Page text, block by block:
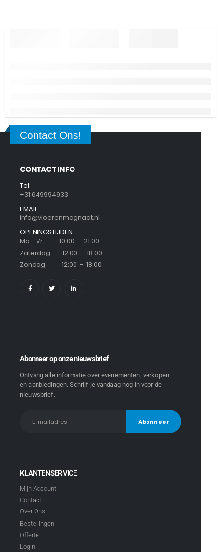
Contact Ons!
CONTACT INFO
Tel:
+31 649994933
EMAIL:
info@vloerenmagnaat.nl
OPENINGSTIJDEN
Ma - Vr 10:00 - 21:00
Zaterdag 12:00 - 18:00
Zondag 12:00 - 18:00
Abonneer op onze nieuwsbrief
Ontvang alle informatie over evenementen, verkopen
en aanbiedingen. Schrijf je vandaag nog in voor de
nieuwsbrief.
KLANTENSERVICE
Mijn Account
Contact
Over Ons
Bestellingen
Offerte
Login